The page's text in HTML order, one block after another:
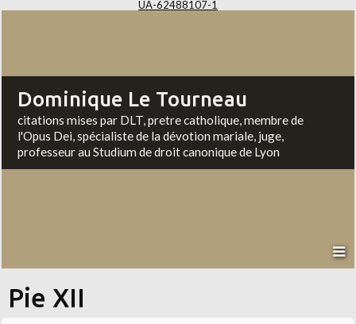
UA-62488107-1
Dominique Le Tourneau
citations mises par DLT, pretre catholique, membre de
l'Opus Dei, spécialiste de la dévotion mariale, juge,
professeur au Studium de droit canonique de Lyon
Pie XII